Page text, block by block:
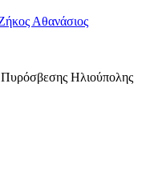
Αθανάσιος
Ηλιούπολης